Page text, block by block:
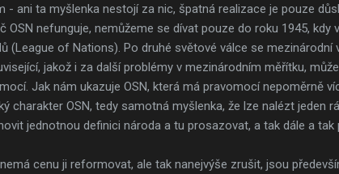
- ani ta myšlenka nestojí za nic, špatná realizace je pouze
OSN nefunguje, nemůžeme se dívat pouze do roku 1945, kdy
(League of Nations). Po druhé světové válce se mezinárodní
jakož i za další problémy v mezinárodním měřítku,
Jak nám ukazuje OSN, která má pravomocí nepoměrně
charakter OSN, tedy samotná myšlenka, že lze nalézt jeden
jednotnou definici národa a tu prosazovat, a tak dále a tak
cenu ji reformovat, ale tak nanejvýše zrušit, jsou